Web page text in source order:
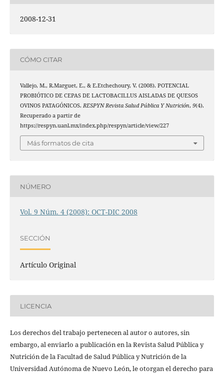
2008-12-31
CÓMO CITAR
Vallejo, M., R.Marguet, E., & E.Etchechoury, V. (2008). POTENCIAL
PROBIÓTICO DE CEPAS DE LACTOBACILLUS AISLADAS DE QUESOS
OVINOS PATAGÓNICOS. RESPYN Revista Salud Pública Y Nutrición, 9(4).
Recuperado a partir de
https://respyn.uanl.mx/index.php/respyn/article/view/227
Más formatos de cita
NÚMERO
Vol. 9 Núm. 4 (2008): OCT-DIC 2008
SECCIÓN
Artículo Original
LICENCIA
Los derechos del trabajo pertenecen al autor o autores, sin
embargo, al enviarlo a publicación en la Revista Salud Pública y
Nutrición de la Facultad de Salud Pública y Nutrición de la
Universidad Autónoma de Nuevo León, le otorgan el derecho para